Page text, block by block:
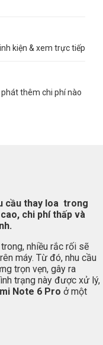
kiện & xem trực tiếp
thêm chi phí nào
cầu thay loa trong
chi phí thấp và
nhiều rắc rối sẽ
máy. Từ đó, nhu cầu
trọn vẹn, gây ra
trạng này được xử lý,
Note 6 Pro ở một